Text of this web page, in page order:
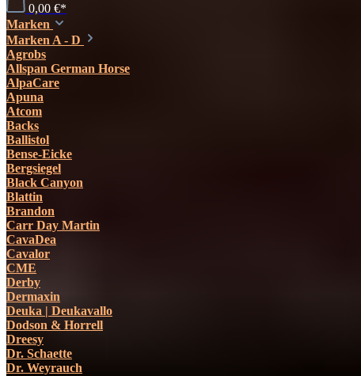
0,00 €*
Marken
Marken A - D
Agrobs
Allspan German Horse
AlpaCare
Apuna
Atcom
Backs
Ballistol
Bense-Eicke
Bergsiegel
Black Canyon
Blattin
Brandon
Carr Day Martin
CavaDea
Cavalor
CME
Derby
Dermaxin
Deuka | Deukavallo
Dodson & Horrell
Dreesy
Dr. Schaette
Dr. Weyrauch